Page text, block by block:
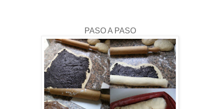
PASO A PASO